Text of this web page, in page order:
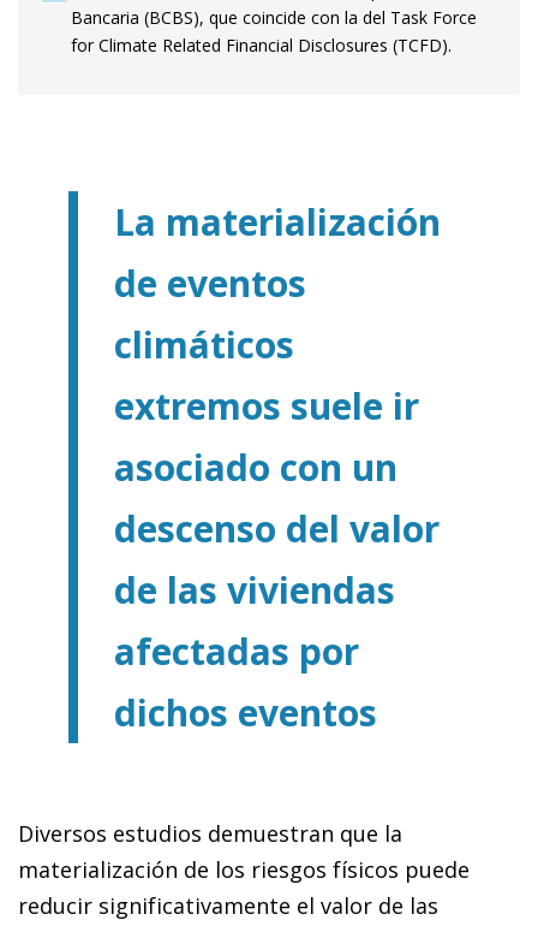
Bancaria (BCBS), que coincide con la del Task Force
for Climate Related Financial Disclosures (TCFD).
La materialización
de eventos
climáticos
extremos suele ir
asociado con un
descenso del valor
de las viviendas
afectadas por
dichos eventos
Diversos estudios demuestran que la
materialización de los riesgos físicos puede
reducir significativamente el valor de las